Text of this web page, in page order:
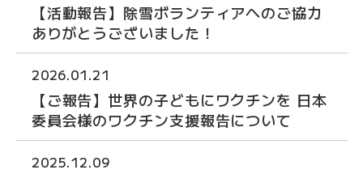
【活動報告】除雪ボランティアへのご協力
ありがとうございました！
2026.01.21
【ご報告】世界の子どもにワクチンを 日本
委員会様のワクチン支援報告について
2025.12.09